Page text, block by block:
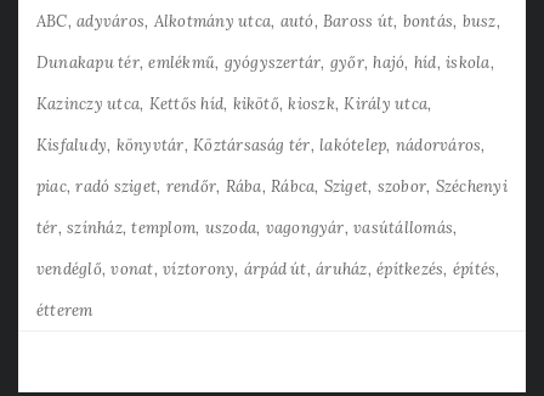
ABC adyváros Alkotmány utca autó Baross út bontás busz
Dunakapu tér emlékmű gyógyszertár győr hajó híd iskola
Kazinczy utca Kettős híd kikötő kioszk Király utca
Kisfaludy könyvtár Köztársaság tér lakótelep nádorváros
piac radó sziget rendőr Rába Rábca Sziget szobor Széchenyi
tér színház templom uszoda vagongyár vasútállomás
vendéglő vonat víztorony árpád út áruház építkezés építés
étterem